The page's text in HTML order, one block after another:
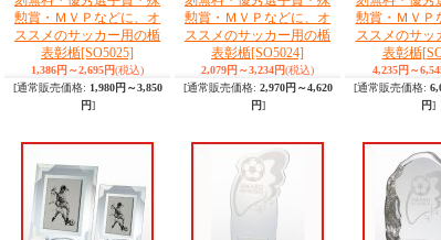
勲賞・ＭＶＰなどに、オ
ススメのサッカー用の楯
表彰楯[SO5025]
1,386円～2,695円(税込)
[通常販売価格: 1,980円～3,850
円]
勲賞・ＭＶＰなどに、オ
ススメのサッカー用の楯
表彰楯[SO5024]
2,079円～3,234円(税込)
[通常販売価格: 2,970円～4,620
円]
勲賞・ＭＶＰ
ススメのサッ
表彰楯
4,235円～
[通常販売価格:
円]